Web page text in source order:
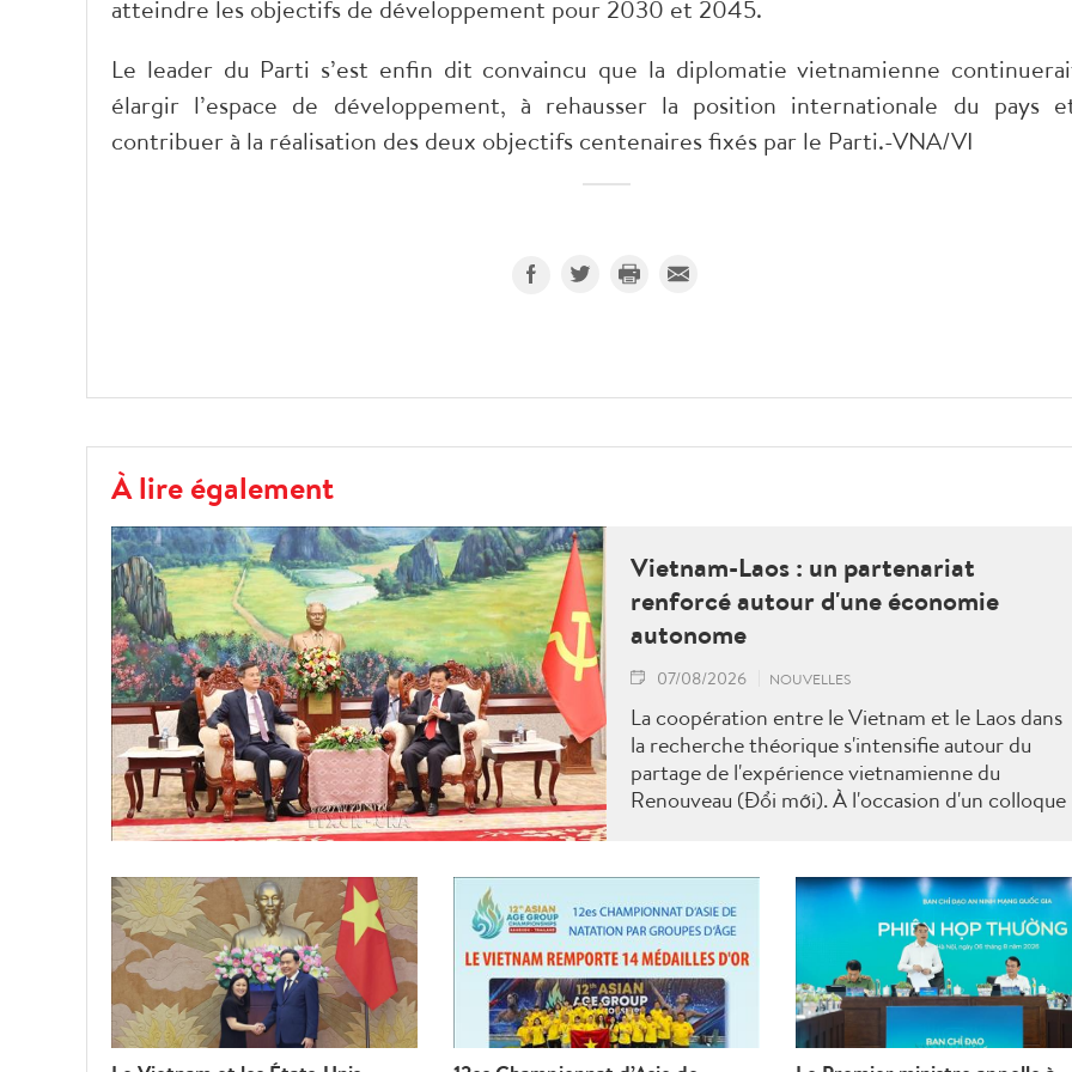
atteindre les objectifs de développement pour 2030 et 2045.
Le leader du Parti s’est enfin dit convaincu que la diplomatie vietnamienne
élargir l’espace de développement, à rehausser la position internationale du pays
contribuer à la réalisation des deux objectifs centenaires fixés par le Parti.-VNA/VI
À lire également
Vietnam-Laos : un partenariat
renforcé autour d'une économie
autonome
07/08/2026 NOUVELLES
La coopération entre le Vietnam et le Laos dans
la recherche théorique s'intensifie autour du
partage de l'expérience vietnamienne du
Renouveau (Đổi mới). À l'occasion d'un colloque
matière de construction d'une économie
indépendante et autonome, tout en définissant
de nouvelles orientations pour approfondir leur
partenariat.